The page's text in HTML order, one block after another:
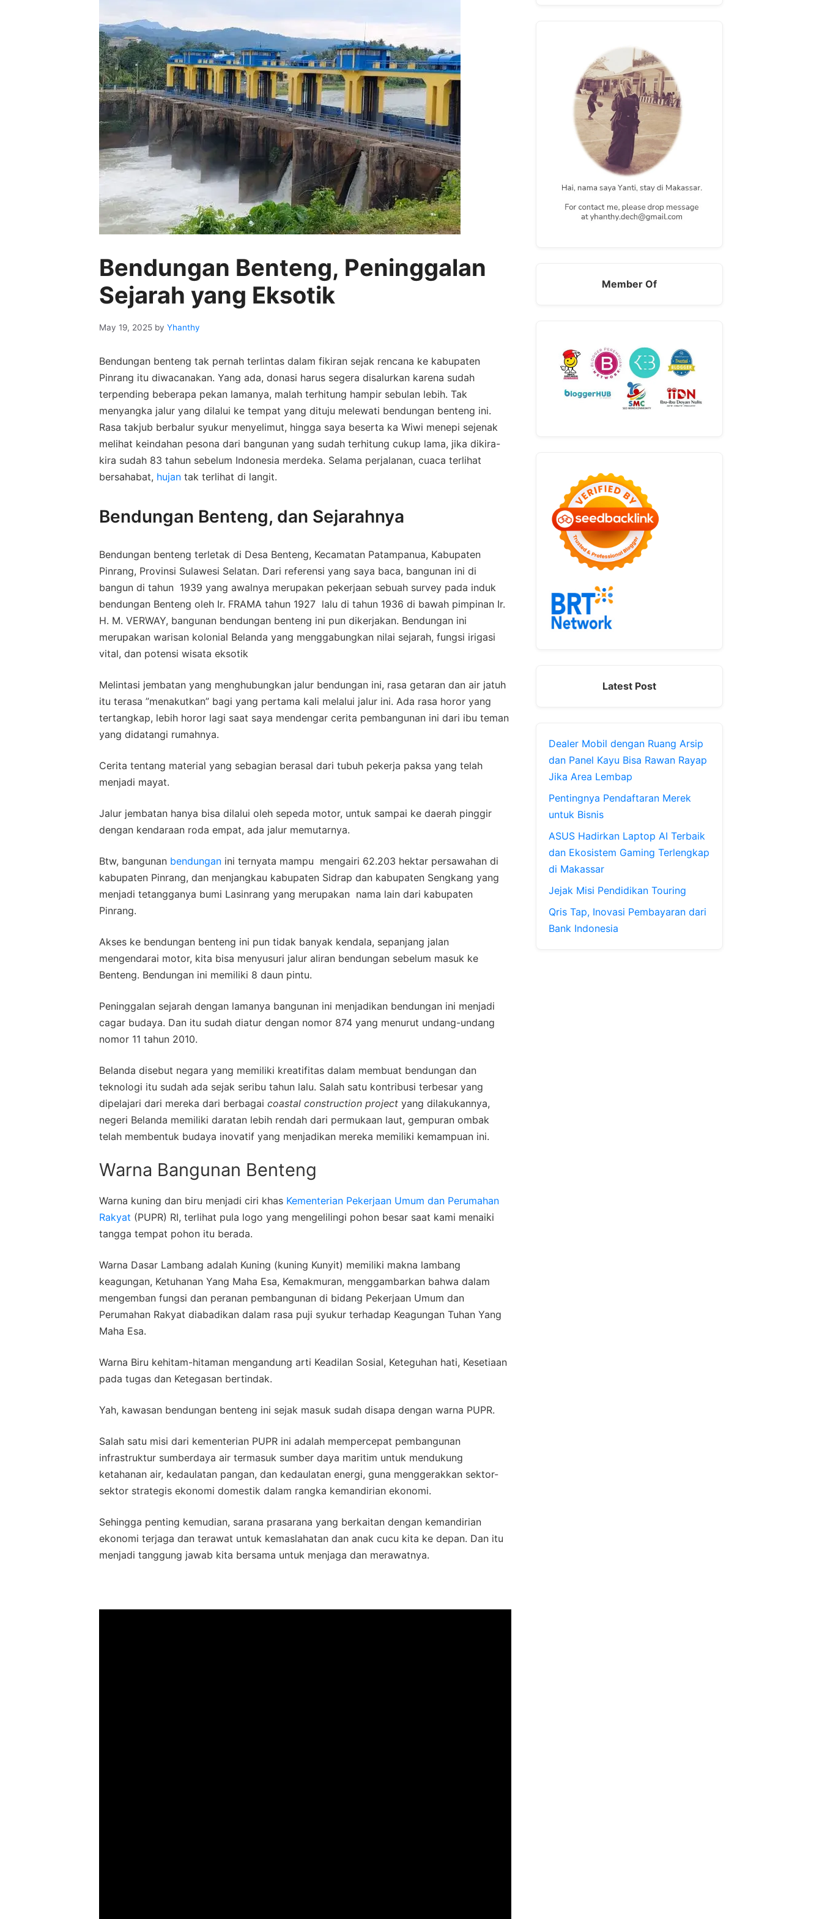
Bendungan Benteng, Peninggalan
Sejarah yang Eksotik
May 19, 2025 by Yhanthy
Bendungan benteng tak pernah terlintas dalam fikiran sejak rencana ke kabupaten
Pinrang itu diwacanakan. Yang ada, donasi harus segera disalurkan karena sudah
terpending beberapa pekan lamanya, malah terhitung hampir sebulan lebih. Tak
menyangka jalur yang dilalui ke tempat yang dituju melewati bendungan benteng ini.
Rasa takjub berbalur syukur menyelimut, hingga saya beserta ka Wiwi menepi sejenak
melihat keindahan pesona dari bangunan yang sudah terhitung cukup lama, jika dikira-
kira sudah 83 tahun sebelum Indonesia merdeka. Selama perjalanan, cuaca terlihat
bersahabat, hujan tak terlihat di langit.
Bendungan Benteng, dan Sejarahnya
Bendungan benteng terletak di Desa Benteng, Kecamatan Patampanua, Kabupaten
Pinrang, Provinsi Sulawesi Selatan. Dari referensi yang saya baca, bangunan ini di
bangun di tahun 1939 yang awalnya merupakan pekerjaan sebuah survey pada induk
bendungan Benteng oleh Ir. FRAMA tahun 1927 lalu di tahun 1936 di bawah pimpinan Ir.
H. M. VERWAY, bangunan bendungan benteng ini pun dikerjakan. Bendungan ini
merupakan warisan kolonial Belanda yang menggabungkan nilai sejarah, fungsi irigasi
vital, dan potensi wisata eksotik
Melintasi jembatan yang menghubungkan jalur bendungan ini, rasa getaran dan air jatuh
itu terasa ”menakutkan” bagi yang pertama kali melalui jalur ini. Ada rasa horor yang
tertangkap, lebih horor lagi saat saya mendengar cerita pembangunan ini dari ibu teman
yang didatangi rumahnya.
Cerita tentang material yang sebagian berasal dari tubuh pekerja paksa yang telah
menjadi mayat.
Jalur jembatan hanya bisa dilalui oleh sepeda motor, untuk sampai ke daerah pinggir
dengan kendaraan roda empat, ada jalur memutarnya.
Btw, bangunan bendungan ini ternyata mampu mengairi 62.203 hektar persawahan di
kabupaten Pinrang, dan menjangkau kabupaten Sidrap dan kabupaten Sengkang yang
menjadi tetangganya bumi Lasinrang yang merupakan nama lain dari kabupaten
Pinrang.
Akses ke bendungan benteng ini pun tidak banyak kendala, sepanjang jalan
mengendarai motor, kita bisa menyusuri jalur aliran bendungan sebelum masuk ke
Benteng. Bendungan ini memiliki 8 daun pintu.
Peninggalan sejarah dengan lamanya bangunan ini menjadikan bendungan ini menjadi
cagar budaya. Dan itu sudah diatur dengan nomor 874 yang menurut undang-undang
nomor 11 tahun 2010.
Belanda disebut negara yang memiliki kreatifitas dalam membuat bendungan dan
teknologi itu sudah ada sejak seribu tahun lalu. Salah satu kontribusi terbesar yang
dipelajari dari mereka dari berbagai coastal construction project yang dilakukannya,
negeri Belanda memiliki daratan lebih rendah dari permukaan laut, gempuran ombak
telah membentuk budaya inovatif yang menjadikan mereka memiliki kemampuan ini.
Warna Bangunan Benteng
Warna kuning dan biru menjadi ciri khas Kementerian Pekerjaan Umum dan Perumahan
Rakyat (PUPR) RI, terlihat pula logo yang mengelilingi pohon besar saat kami menaiki
tangga tempat pohon itu berada.
Warna Dasar Lambang adalah Kuning (kuning Kunyit) memiliki makna lambang
keagungan, Ketuhanan Yang Maha Esa, Kemakmuran, menggambarkan bahwa dalam
mengemban fungsi dan peranan pembangunan di bidang Pekerjaan Umum dan
Perumahan Rakyat diabadikan dalam rasa puji syukur terhadap Keagungan Tuhan Yang
Maha Esa.
Warna Biru kehitam-hitaman mengandung arti Keadilan Sosial, Keteguhan hati, Kesetiaan
pada tugas dan Ketegasan bertindak.
Yah, kawasan bendungan benteng ini sejak masuk sudah disapa dengan warna PUPR.
Salah satu misi dari kementerian PUPR ini adalah mempercepat pembangunan
infrastruktur sumberdaya air termasuk sumber daya maritim untuk mendukung
ketahanan air, kedaulatan pangan, dan kedaulatan energi, guna menggerakkan sektor-
sektor strategis ekonomi domestik dalam rangka kemandirian ekonomi.
Sehingga penting kemudian, sarana prasarana yang berkaitan dengan kemandirian
ekonomi terjaga dan terawat untuk kemaslahatan dan anak cucu kita ke depan. Dan itu
menjadi tanggung jawab kita bersama untuk menjaga dan merawatnya.
Member Of
Latest Post
Dealer Mobil dengan Ruang Arsip
dan Panel Kayu Bisa Rawan Rayap
Jika Area Lembap
Pentingnya Pendaftaran Merek
untuk Bisnis
ASUS Hadirkan Laptop AI Terbaik
dan Ekosistem Gaming Terlengkap
di Makassar
Jejak Misi Pendidikan Touring
Qris Tap, Inovasi Pembayaran dari
Bank Indonesia